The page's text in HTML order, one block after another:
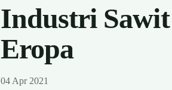
Industri
Eropa
04 Apr 2021